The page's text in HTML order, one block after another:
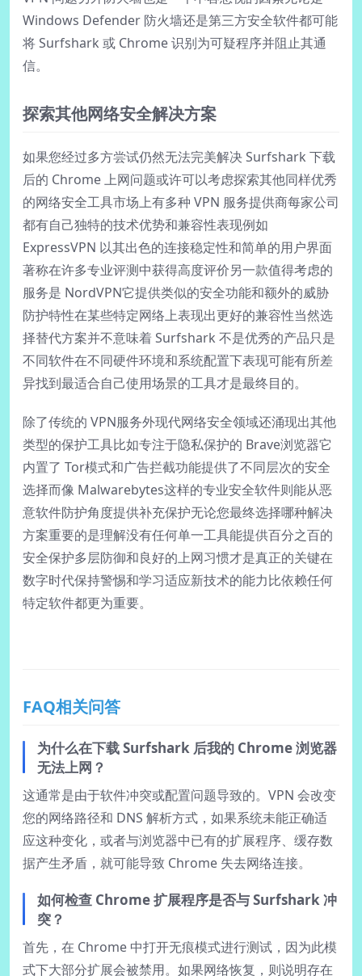
Windows Defender 防火墙还是第三方安全软件都可能
将 Surfshark 或 Chrome 识别为可疑程序并阻止其通
信。
探索其他网络安全解决方案
如果您经过多方尝试仍然无法完美解决 Surfshark 下载
后的 Chrome 上网问题或许可以考虑探索其他同样优秀
的网络安全工具市场上有多种 VPN 服务提供商每家公司
都有自己独特的技术优势和兼容性表现例如
ExpressVPN 以其出色的连接稳定性和简单的用户界面
著称在许多专业评测中获得高度评价另一款值得考虑的
服务是 NordVPN它提供类似的安全功能和额外的威胁
防护特性在某些特定网络上表现出更好的兼容性当然选
择替代方案并不意味着 Surfshark 不是优秀的产品只是
不同软件在不同硬件环境和系统配置下表现可能有所差
异找到最适合自己使用场景的工具才是最终目的。
除了传统的 VPN服务外现代网络安全领域还涌现出其他
类型的保护工具比如专注于隐私保护的 Brave浏览器它
内置了 Tor模式和广告拦截功能提供了不同层次的安全
选择而像 Malwarebytes这样的专业安全软件则能从恶
意软件防护角度提供补充保护无论您最终选择哪种解决
方案重要的是理解没有任何单一工具能提供百分之百的
安全保护多层防御和良好的上网习惯才是真正的关键在
数字时代保持警惕和学习适应新技术的能力比依赖任何
特定软件都更为重要。
FAQ相关问答
为什么在下载 Surfshark 后我的 Chrome 浏览器
无法上网？
这通常是由于软件冲突或配置问题导致的。VPN 会改变
您的网络路径和 DNS 解析方式，如果系统未能正确适
应这种变化，或者与浏览器中已有的扩展程序、缓存数
据产生矛盾，就可能导致 Chrome 失去网络连接。
如何检查 Chrome 扩展程序是否与 Surfshark 冲
突？
首先，在 Chrome 中打开无痕模式进行测试，因为此模
式下大部分扩展会被禁用。如果网络恢复，则说明存在